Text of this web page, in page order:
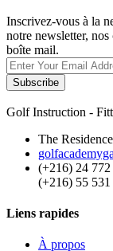
Inscrivez-vous à la
notre newsletter,
boîte mail.
Subscribe
Golf Instruction -
The
(+216) 24 772
(+216) 55 531
Liens rapides
À propos